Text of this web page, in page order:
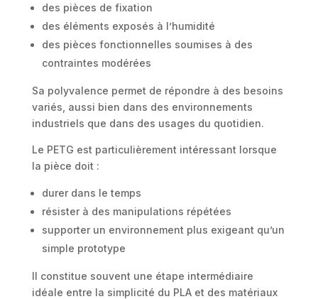
des pièces de fixation
des éléments exposés à l’humidité
des pièces fonctionnelles soumises à des
contraintes modérées
Sa polyvalence permet de répondre à des besoins
variés, aussi bien dans des environnements
industriels que dans des usages du quotidien.
Le PETG est particulièrement intéressant lorsque
la pièce doit :
durer dans le temps
résister à des manipulations répétées
supporter un environnement plus exigeant qu’un
simple prototype
Il constitue souvent une étape intermédiaire
idéale entre la simplicité du PLA et des matériaux